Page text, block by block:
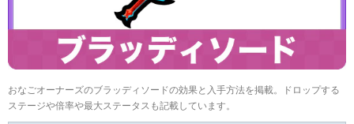
おなごオーナーズのブラッディソードの効果と入手方法を掲載。ドロップする
ステージや倍率や最大ステータスも記載しています。